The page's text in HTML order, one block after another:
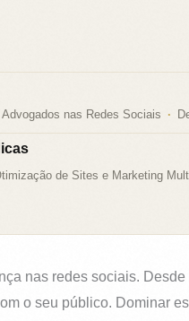
nas Redes Sociais
de Sites e Marketing
nas redes sociais.
o seu público. Dominar